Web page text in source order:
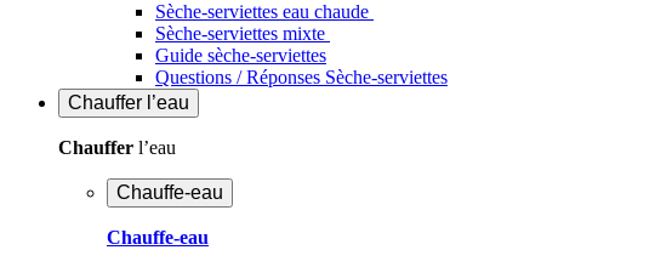
Sèche-serviettes eau chaude
Sèche-serviettes mixte
Guide sèche-serviettes
Questions / Réponses Sèche-serviettes
Chauffer l’eau
Chauffer l’eau
Chauffe-eau
Chauffe-eau